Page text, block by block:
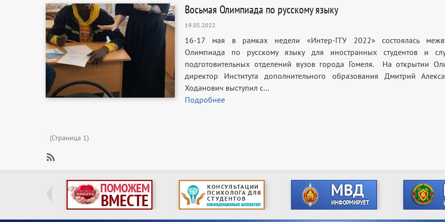
Восьмая Олимпиада по русскому языку
19.05.2022
16-17 мая в рамках недели «Интер-ГГУ 2022» состоялась
Олимпиада по русскому языку для иностранных студентов и
подготовительных отделений вузов города Гомеля. На открытии
директор Института дополнительного образования Дмитрий
Ходанович выступил с…
Подробнее
Нумерация
(Страница 1)
Подготовительное
отделение